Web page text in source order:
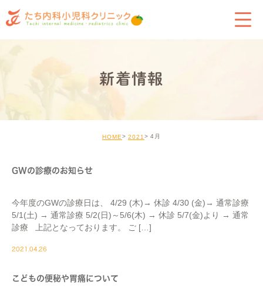
新着情報
HOME 2021 4月
GWの診療のお知らせ
今年度のGWの診療日は、 4/29 (木)→ 休診 4/30 (金)→ 通常診療
5/1(土) → 通常診療 5/2(日)～5/6(木) → 休診 5/7(金)より → 通常
診療 上記となっております。 ご […]
2021.04.26
こどもの便秘や胃痛について